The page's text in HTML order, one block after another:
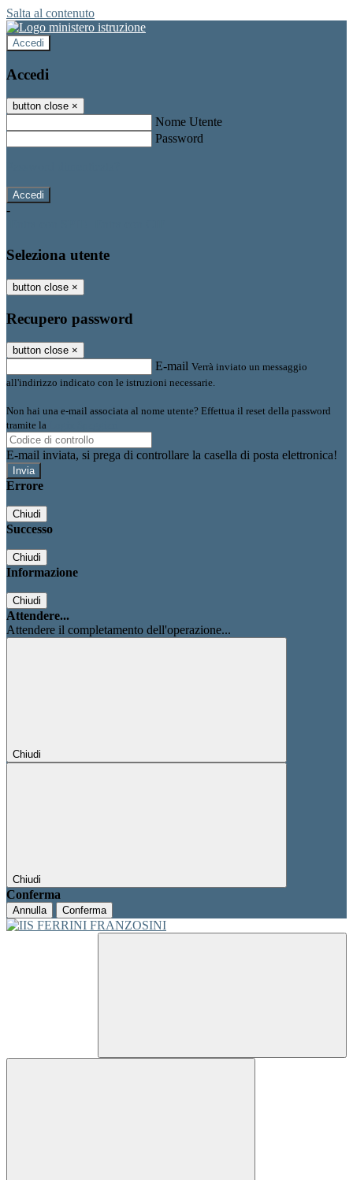
Salta al contenuto
Accedi
Accedi
button close ×
Nome Utente
Password
-
Seleziona utente
button close ×
Recupero password
button close ×
E-mail Verrà inviato un messaggio
all'indirizzo indicato con le istruzioni necessarie.
Non hai una e-mail associata al nome utente? Effettua il reset della password
tramite la
E-mail inviata, si prega di controllare la casella di posta elettronica!
Errore
Chiudi
Successo
Chiudi
Informazione
Chiudi
Attendere...
Attendere il completamento dell'operazione...
Chiudi
Chiudi
Conferma
Annulla Conferma